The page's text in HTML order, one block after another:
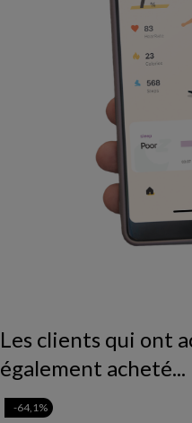
Les clients qui ont
également acheté...
-64,1%